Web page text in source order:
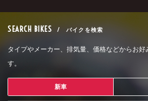
SEARCH BIKES / バイクを検索
タイプやメーカー、排気量、価格などからお好
す。
新車